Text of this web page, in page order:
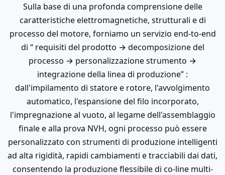
Sulla base di una profonda comprensione delle
caratteristiche elettromagnetiche, strutturali e di
processo del motore, forniamo un servizio end-to-end
di “ requisiti del prodotto → decomposizione del
processo → personalizzazione strumento →
integrazione della linea di produzione” :
dall'impilamento di statore e rotore, l'avvolgimento
automatico, l'espansione del filo incorporato,
l'impregnazione al vuoto, al legame dell'assemblaggio
finale e alla prova NVH, ogni processo può essere
personalizzato con strumenti di produzione intelligenti
ad alta rigidità, rapidi cambiamenti e tracciabili dai dati,
consentendo la produzione flessibile di co-line multi-